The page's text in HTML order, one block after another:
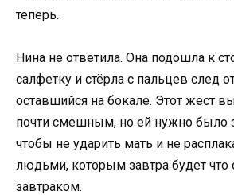
теперь.
Нина не ответила. Она подошла к
салфетку и стёрла с пальцев след
оставшийся на бокале. Этот жест
почти смешным, но ей нужно было
чтобы не ударить мать и не
людьми, которым завтра будет что
завтраком.